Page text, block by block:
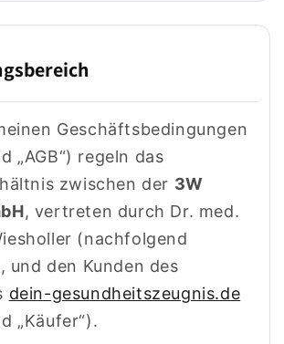
Geschäftsbedingungen
„AGB“) regeln das
zwischen der 3W
, vertreten durch Dr. med.
(nachfolgend
und den Kunden des
dein-gesundheitszeugnis.de
„Käufer“).